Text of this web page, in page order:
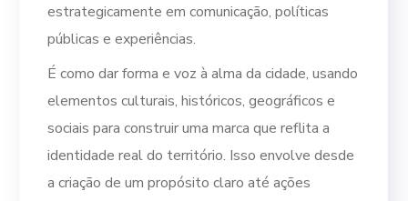
estrategicamente em comunicação, políticas
públicas e experiências.
É como dar forma e voz à alma da cidade, usando
elementos culturais, históricos, geográficos e
sociais para construir uma marca que reflita a
identidade real do território. Isso envolve desde
a criação de um propósito claro até ações